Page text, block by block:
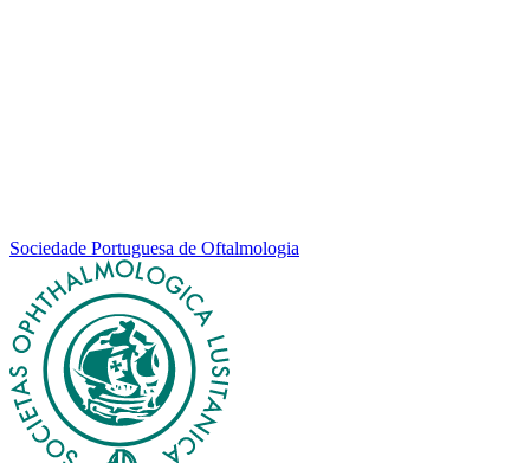
Sociedade Portuguesa de Oftalmologia